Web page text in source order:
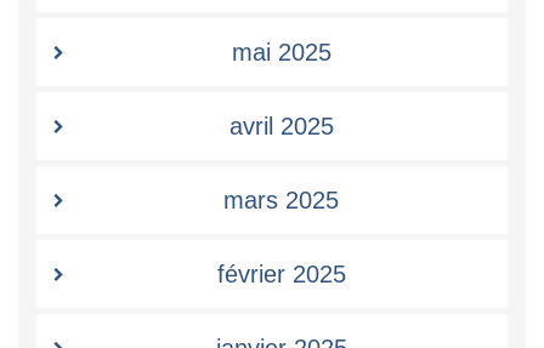
mai 2025
avril 2025
mars 2025
février 2025